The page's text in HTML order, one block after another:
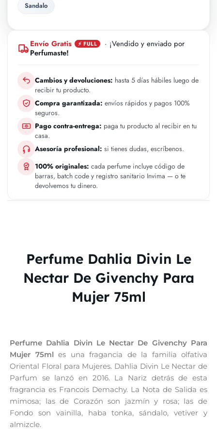
Sandalo
Envío Gratis ⚡ FULL
· ¡Vendido y enviado por
Perfumaste!
Cambios y devoluciones: hasta 5 días hábiles luego de
recibir tu producto.
Compra garantizada: envíos rápidos y pagos 100%
seguros.
Pago contra-entrega: paga tu producto al recibir en tu
casa.
Asesoría profesional: si tienes dudas, escríbenos.
100% originales: cada perfume incluye código de
barras, batch code y registro sanitario Invima — o te
devolvemos tu dinero.
Perfume Dahlia Divin Le
Nectar De Givenchy Para
Mujer 75ml
Perfume Dahlia Divin Le Nectar De Givenchy Para
Mujer 75ml es una fragancia de la familia olfativa
Oriental Floral para Mujeres. Dahlia Divin Le Nectar de
Parfum se lanzó en 2016. La Nariz detrás de esta
fragrancia es Francois Demachy. La Nota de Salida es
mimosa; las de Corazón son jazmín y rosa; las de
Fondo son vainilla, haba tonka, sándalo, vetiver y
almizcle.